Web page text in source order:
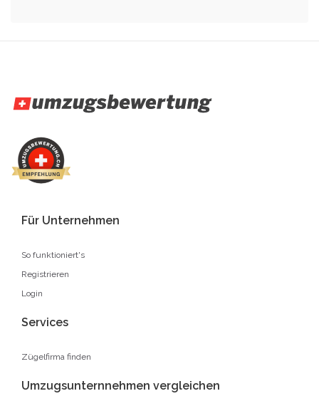
Für Unternehmen
So funktioniert's
Registrieren
Login
Services
Zügelfirma finden
Umzugsunternnehmen vergleichen